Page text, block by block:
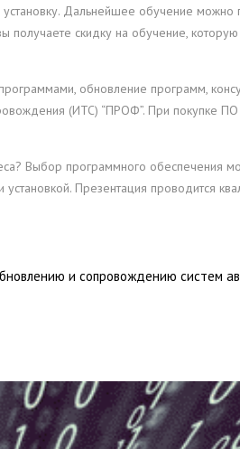
Дальнейшее обучение можно
скидку на обучение,
обновление программ,
(ИТС) “ПРОФ”. При покупке
Выбор программного обеспечения
Презентация проводится
и сопровождению систем